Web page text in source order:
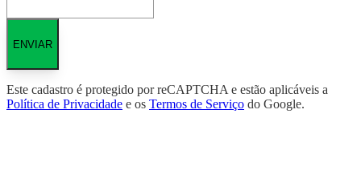
ENVIAR
Este cadastro é protegido por reCAPTCHA e estão aplicáveis a
Política de Privacidade e os Termos de Serviço do Google.